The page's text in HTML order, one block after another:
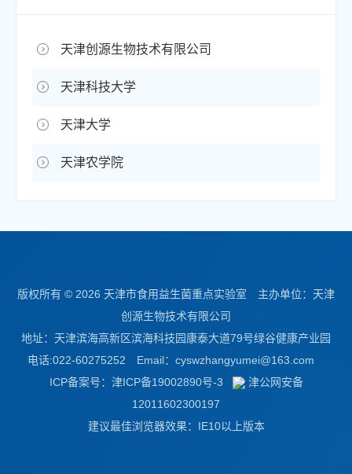
天津创源生物技术有限公司
天津科技大学
天津大学
天津农学院
版权所有 © 2026 天津市食用益生菌重点实验室 主办单位：天津
创源生物技术有限公司
地址：天津滨海高新区滨海科技园康泰大道79号绿谷健康产业园
电话:022-60275252 Email： cyswzhangyumei@163.com
ICP备案号： 津ICP备19002890号-3
津公网安备
12011602300197
建议最佳浏览器效果：IE10以上版本